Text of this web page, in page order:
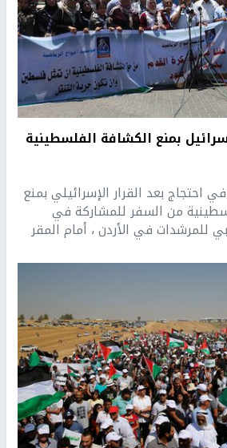
بمنع الكشافة الفلسطينية
احتجاج بعد القرار الإسرائيلي بمنع
من السفر للمشاركة في
للمرشدات في الأردن ، أمام المقر